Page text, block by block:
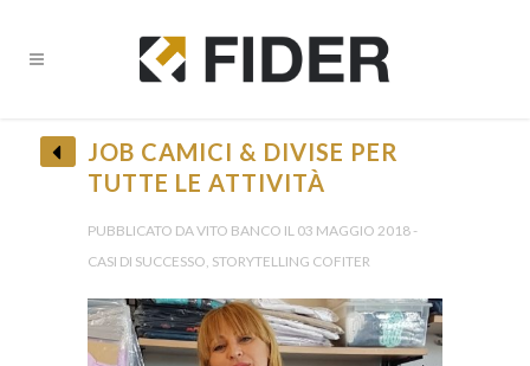
JOB CAMICI & DIVISE PER
TUTTE LE ATTIVITÀ
PUBBLICATO DA VITO BANCO IL 03 MAGGIO 2018 -
CASI DI SUCCESSO, STORYTELLING COFITER
BANDI E OPPORTUNITÀ FINANZIARIE?